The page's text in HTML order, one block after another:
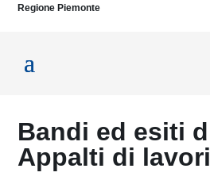
Regione Piemonte
Bandi ed esiti
Appalti di lavori